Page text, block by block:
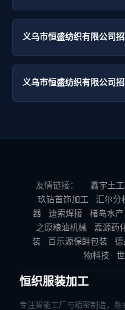
义乌市恒盛纺织有限公司
义乌市恒盛纺织有限公司
友情链接： 鑫宇土
玖钻首饰加工
汇尔分
器
迪索焊接 楮岛水产
之原粮油机械
嘉源药
装
百乐源保鲜包装 德
物科技
恒织服装加工
专注智能工厂与精密制造，